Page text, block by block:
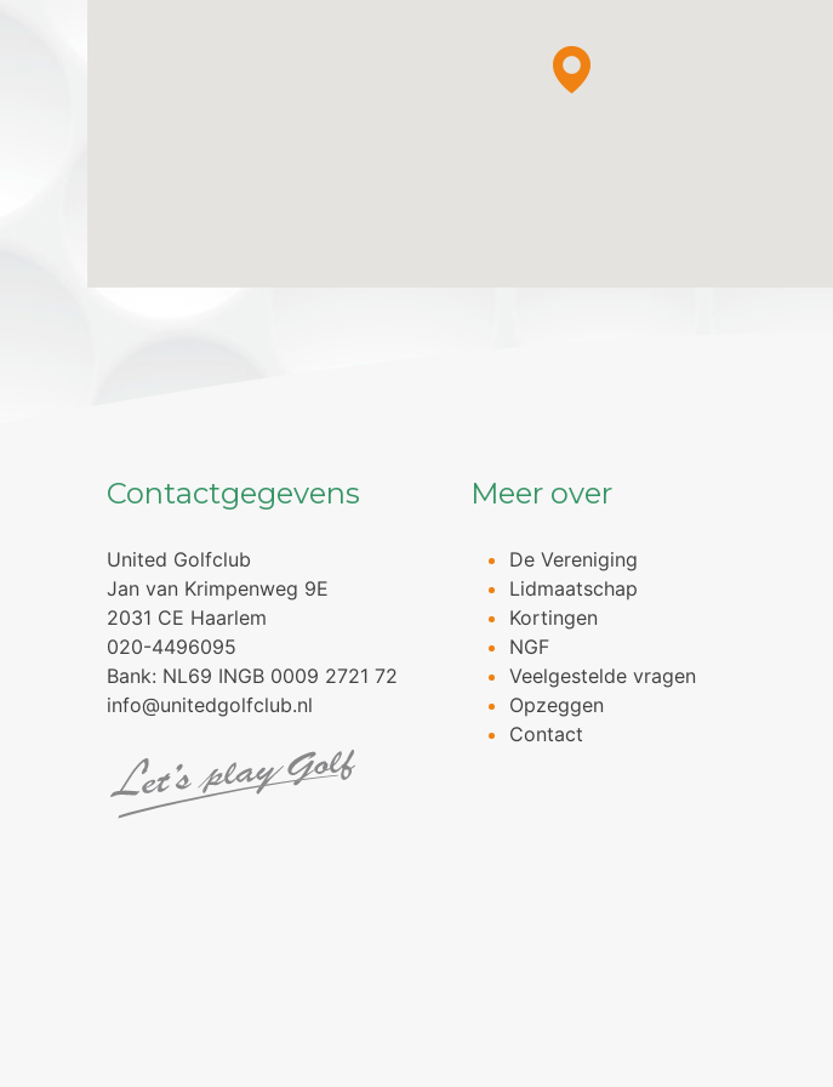
Contactgegevens
United Golfclub
Jan van Krimpenweg 9E
2031 CE Haarlem
020-4496095
Bank: NL69 INGB 0009 2721 72
info@unitedgolfclub.nl
Meer over
De Vereniging
Lidmaatschap
Kortingen
NGF
Veelgestelde vragen
Opzeggen
Contact